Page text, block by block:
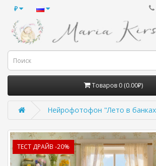
₽
Товаров 0 (0.00₽)
Нейрофотофон "Лето в
ТЕСТ ДРАЙВ -20%